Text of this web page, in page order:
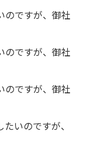
のですが、御社
のですが、御社
のですが、御社
いのですが、